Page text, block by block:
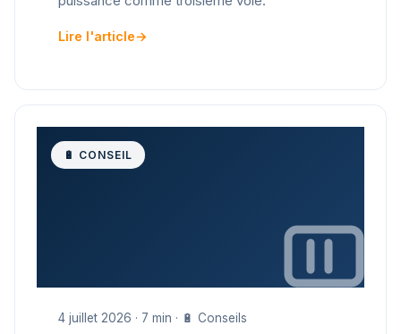
Lire l'article→
🔋 CONSEIL
4 juillet 2026 · 7 min · 🔋 Conseils